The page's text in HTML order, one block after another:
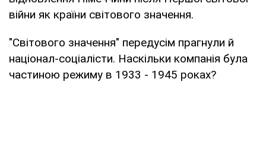
війни як країни світового значення.
"Світового значення" передусім прагнули й
націонал-соціалісти. Наскільки компанія була
частиною режиму в 1933 - 1945 роках?